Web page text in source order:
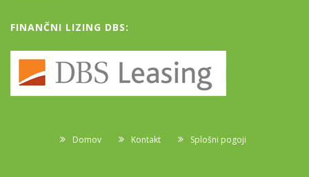
FINANČNI LIZING DBS:
Domov Kontakt Splošni pogoji